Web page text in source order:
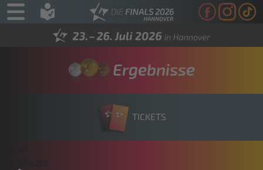
Ergebnisse
TICKETS